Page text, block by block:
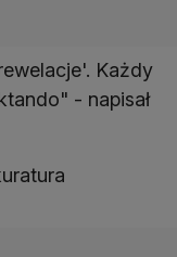
Każdy
- napisał